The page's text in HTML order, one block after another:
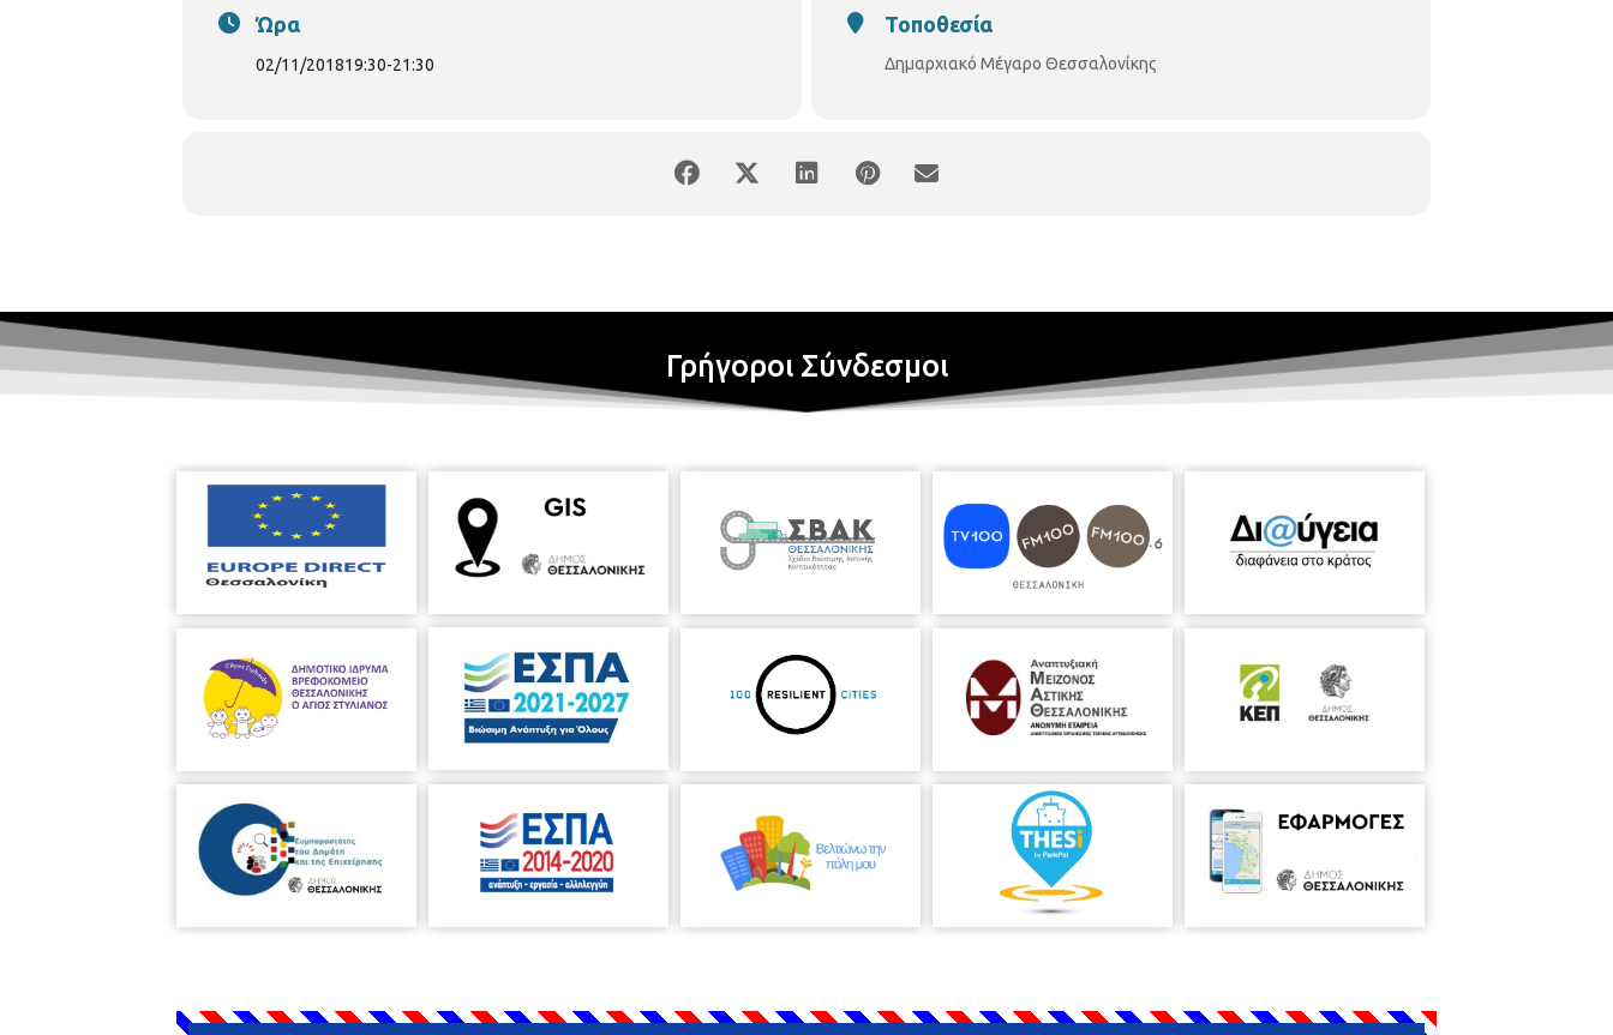
Ώρα
02/11/201819:30-21:30
Τοποθεσία
Δημαρχιακό Μέγαρο Θεσσαλονίκης
Γρήγοροι Σύνδεσμοι